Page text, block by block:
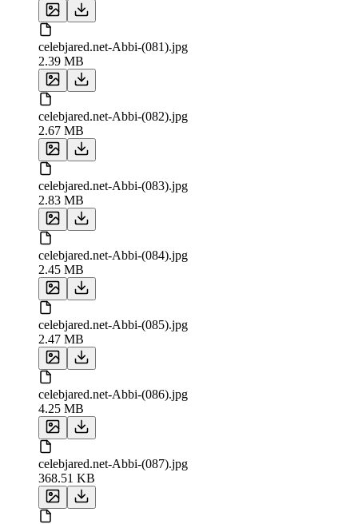
celebjared.net-Abbi-(081).jpg
2.39 MB
celebjared.net-Abbi-(082).jpg
2.67 MB
celebjared.net-Abbi-(083).jpg
2.83 MB
celebjared.net-Abbi-(084).jpg
2.45 MB
celebjared.net-Abbi-(085).jpg
2.47 MB
celebjared.net-Abbi-(086).jpg
4.25 MB
celebjared.net-Abbi-(087).jpg
368.51 KB